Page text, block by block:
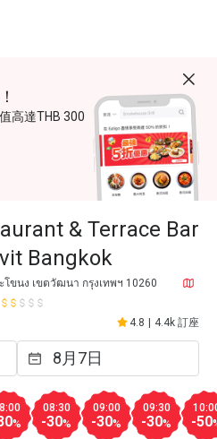
高達THB 300
& Terrace Bar
Bangkok
ขนง เขตวัฒนา กรุงเทพฯ 10260
4.8 4.4k 訂座
%
08:30
-30%
09:00
-30%
09:30
-30% -50